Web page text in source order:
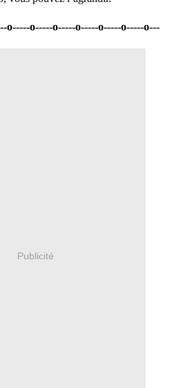
o-----o-----o-----o-----o-----o-----o---
Publicité